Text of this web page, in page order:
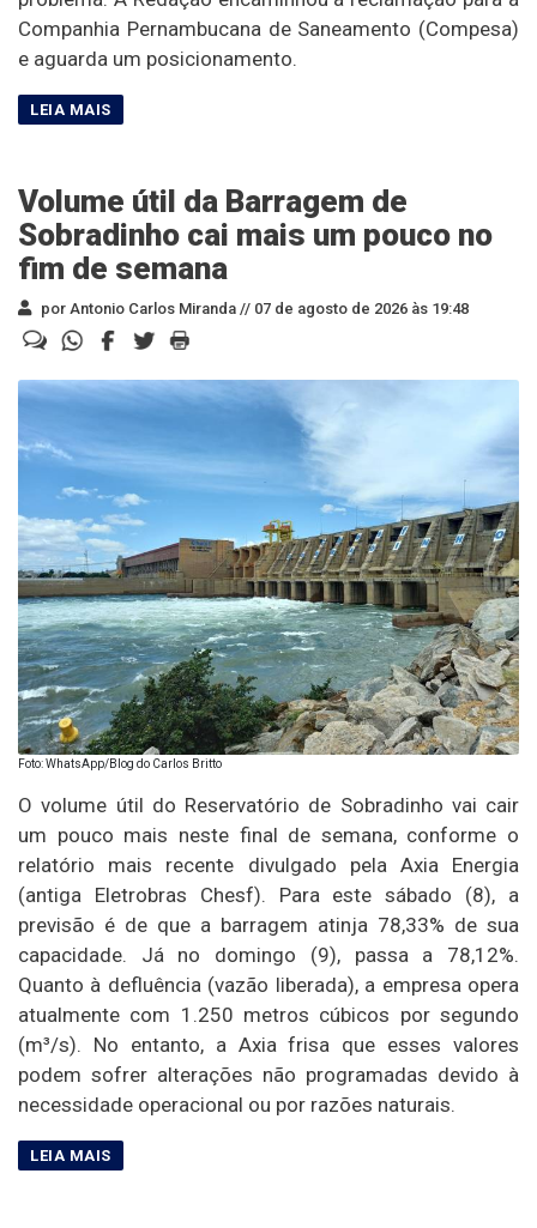
Companhia Pernambucana de Saneamento (Compesa)
e aguarda um posicionamento.
Volume útil da Barragem de
Sobradinho cai mais um pouco no
fim de semana
por Antonio Carlos Miranda // 07 de agosto de 2026 às 19:48
Foto: WhatsApp/Blog do Carlos Britto
O volume útil do Reservatório de Sobradinho vai cair
um pouco mais neste final de semana, conforme o
relatório mais recente divulgado pela Axia Energia
(antiga Eletrobras Chesf). Para este sábado (8), a
previsão é de que a barragem atinja 78,33% de sua
capacidade. Já no domingo (9), passa a 78,12%.
Quanto à defluência (vazão liberada), a empresa opera
atualmente com 1.250 metros cúbicos por segundo
(m³/s). No entanto, a Axia frisa que esses valores
podem sofrer alterações não programadas devido à
necessidade operacional ou por razões naturais.